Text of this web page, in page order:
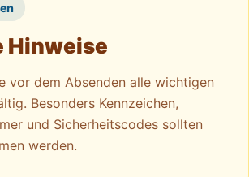
Hinweise
vor dem Absenden alle wichtigen
Besonders Kennzeichen,
und Sicherheitscodes sollten
werden.